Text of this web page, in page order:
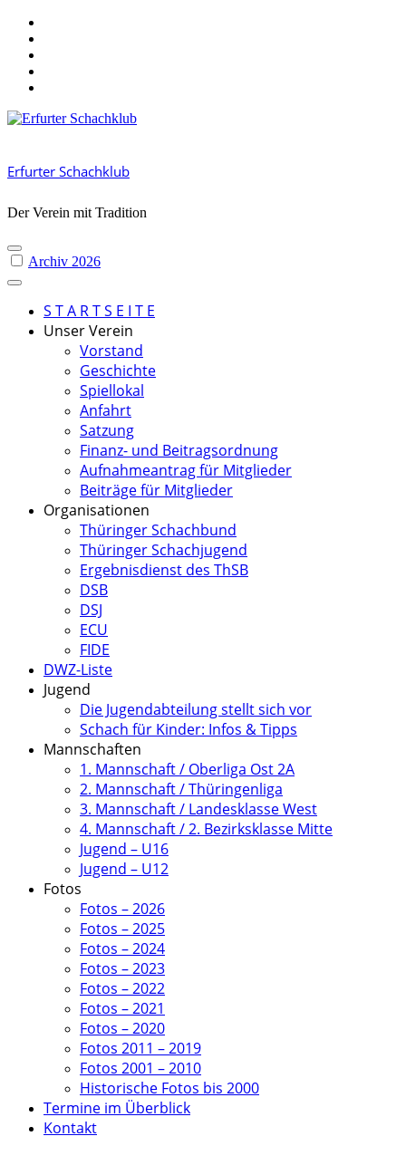
Skip
content
Erfurter Schachklub
Der Verein mit Tradition
Archiv 2026
S T A R T S E I T E
Unser Verein
Vorstand
Geschichte
Spiellokal
Anfahrt
Satzung
Finanz- und Beitragsordnung
Aufnahmeantrag für Mitglieder
Beiträge für Mitglieder
Organisationen
Thüringer Schachbund
Thüringer Schachjugend
Ergebnisdienst des ThSB
DSB
DSJ
ECU
FIDE
DWZ-Liste
Jugend
Die Jugendabteilung stellt sich vor
Schach für Kinder: Infos & Tipps
Mannschaften
1. Mannschaft / Oberliga Ost 2A
2. Mannschaft / Thüringenliga
3. Mannschaft / Landesklasse West
4. Mannschaft / 2. Bezirksklasse Mitte
Jugend – U16
Jugend – U12
Fotos
Fotos – 2026
Fotos – 2025
Fotos – 2024
Fotos – 2023
Fotos – 2022
Fotos – 2021
Fotos – 2020
Fotos 2011 – 2019
Fotos 2001 – 2010
Historische Fotos bis 2000
Termine im Überblick
Kontakt